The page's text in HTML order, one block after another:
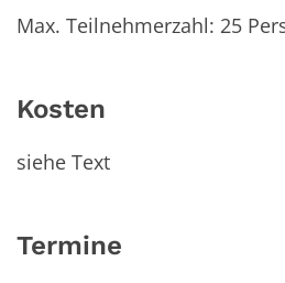
Max. Teilnehmerzahl: 25
Kosten
siehe Text
Termine